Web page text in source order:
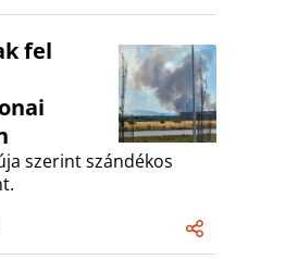
fel
szerint szándékos